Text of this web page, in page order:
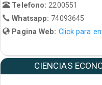
Telefono: 2200551
Whatsapp: 74093645
Pagina Web: Click para
CIENCIAS